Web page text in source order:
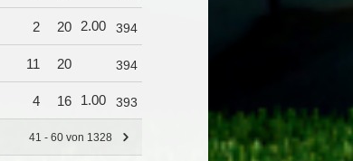
2 20 2.00 394
11 20 394
4 16 1.00 393
41 - 60 von 1328